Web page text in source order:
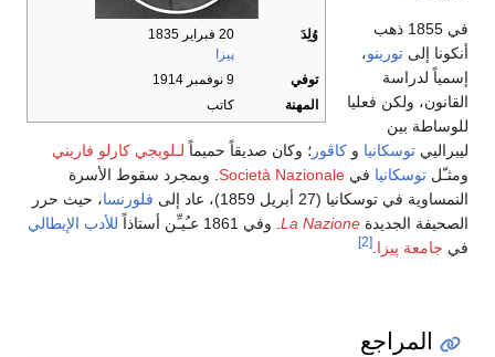
وُلِدَ
20 فبراير 1835
پيزا
توفي
9 نوفمبر 1914
المهنة
كاتب
في 1855 ذهب
أنكونا إلى تورينو،
إسمياً لدراسة
القانون، ولكن فعليا
للوساطة بين
ليبراليي توسكانيا و كاڤور ؛ وكان صديقاً حميماً لـلويجي كارلو فاريني
ومثـّل توسكانيا في Società Nazionale . وبمجرد سقوط الأسرة
النمساوية في توسكانيا (27 أبريل 1859)، عاد إلى
فلورنسا، حيث حرر
الصحيفة الجديدة La Nazione . وفي 1861 عـُيـِّن أستاذاً
للأدب الإيطالي
في جامعة پيزا [2]
المراجع